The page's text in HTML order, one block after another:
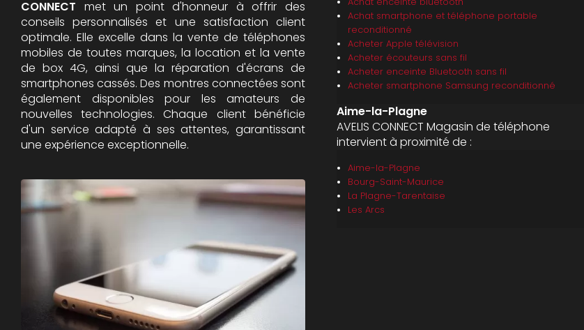
CONNECT met un point d'honneur à offrir des
conseils personnalisés et une satisfaction client
optimale. Elle excelle dans la vente de téléphones
mobiles de toutes marques, la location et la vente
de box 4G, ainsi que la réparation d'écrans de
smartphones cassés. Des montres connectées sont
également disponibles pour les amateurs de
nouvelles technologies. Chaque client bénéficie
d'un service adapté à ses attentes, garantissant
une expérience exceptionnelle.
Achat smartphone et téléphone portable
reconditionné
Acheter Apple télévision
Acheter écouteurs sans fil
Acheter enceinte Bluetooth sans fil
Acheter smartphone Samsung reconditionné
Aime-la-Plagne
AVELIS CONNECT Magasin de téléphone
intervient à proximité de :
Aime-la-Plagne
Bourg-Saint-Maurice
La Plagne-Tarentaise
Les Arcs